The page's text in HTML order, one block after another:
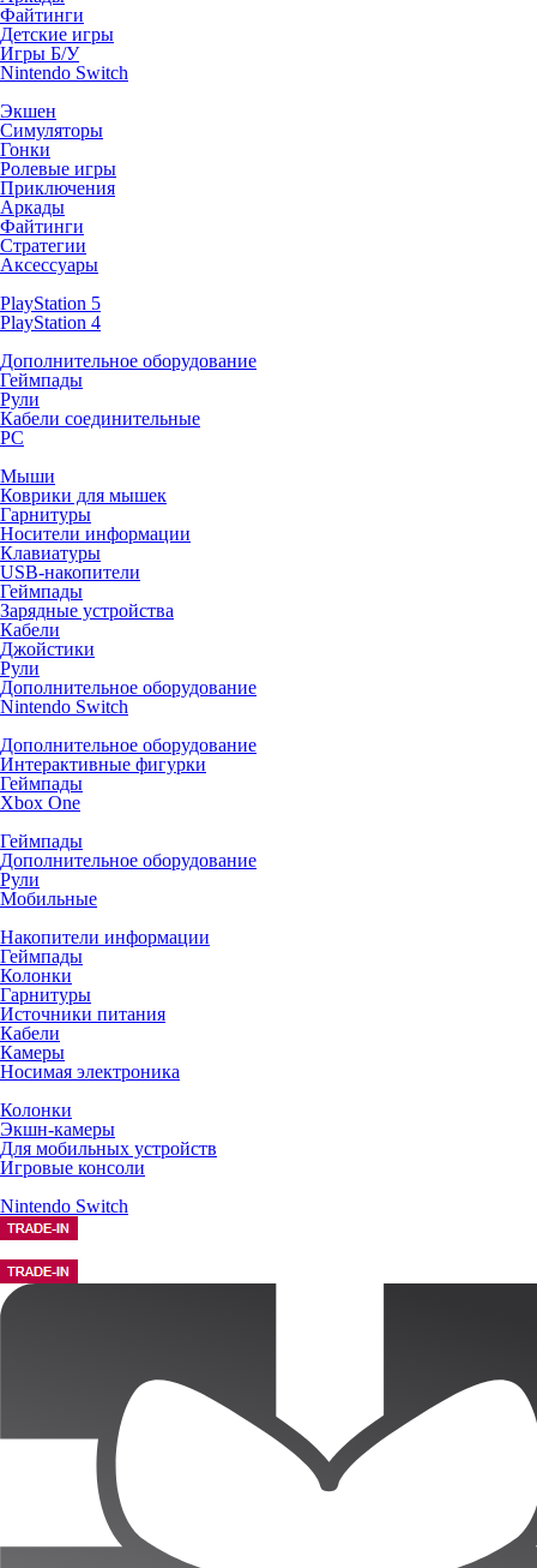
Файтинги
Детские игры
Игры Б/У
Nintendo Switch
Экшен
Симуляторы
Гонки
Ролевые игры
Приключения
Аркады
Файтинги
Стратегии
Аксессуары
PlayStation 5
PlayStation 4
Дополнительное оборудование
Геймпады
Рули
Кабели соединительные
PC
Мыши
Коврики для мышек
Гарнитуры
Носители информации
Клавиатуры
USB-накопители
Геймпады
Зарядные устройства
Кабели
Джойстики
Рули
Дополнительное оборудование
Nintendo Switch
Дополнительное оборудование
Интерактивные фигурки
Геймпады
Xbox One
Геймпады
Дополнительное оборудование
Рули
Мобильные
Накопители информации
Геймпады
Колонки
Гарнитуры
Источники питания
Кабели
Камеры
Носимая электроника
Колонки
Экшн-камеры
Для мобильных устройств
Игровые консоли
Nintendo Switch